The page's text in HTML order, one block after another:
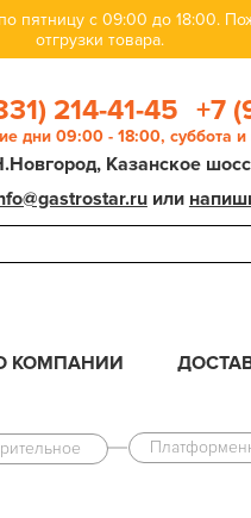
пятницу с 09:00 до 18:00.
отгрузки товара.
214-41-45 +7
дни 09:00 - 18:00, суббота
Казанское
или
КОМПАНИИ